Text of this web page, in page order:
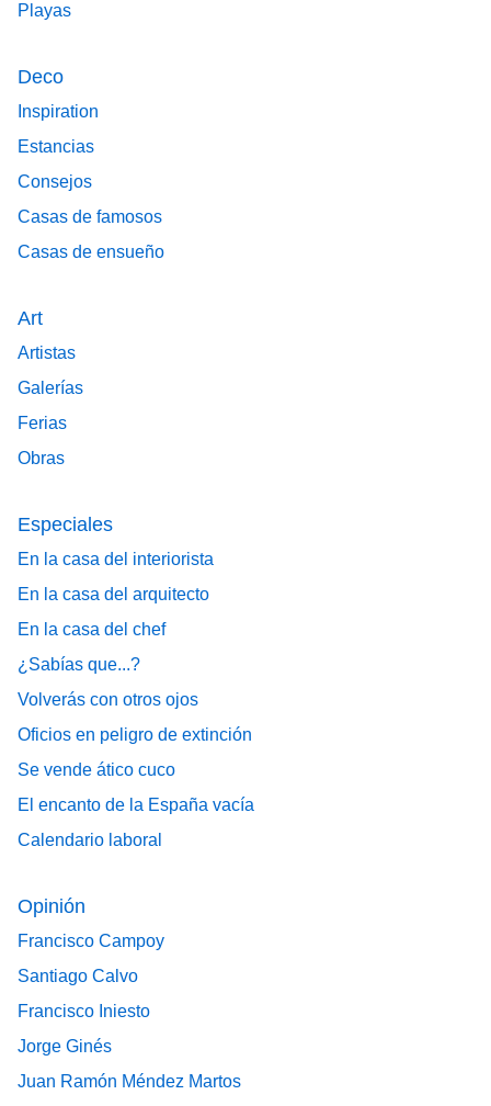
Playas
Deco
Inspiration
Estancias
Consejos
Casas de famosos
Casas de ensueño
Art
Artistas
Galerías
Ferias
Obras
Especiales
En la casa del interiorista
En la casa del arquitecto
En la casa del chef
¿Sabías que...?
Volverás con otros ojos
Oficios en peligro de extinción
Se vende ático cuco
El encanto de la España vacía
Calendario laboral
Opinión
Francisco Campoy
Santiago Calvo
Francisco Iniesto
Jorge Ginés
Juan Ramón Méndez Martos